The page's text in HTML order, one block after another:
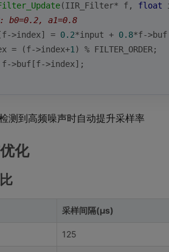
(IIR_Filter* f, float
b0=0.2, a1=0.8
>index] =
0.2*input + 0.8*f-
= (f->index+
1 ) % FILTER_ORDER;
f->buf[f->index];
测到高频噪声时自动提升采样率
化
采样间隔(μs)
125